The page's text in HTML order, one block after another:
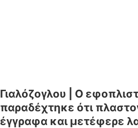
Γιαλόζογλου | Ο
παραδέχτηκε ότι
έγγραφα και μετέφερε